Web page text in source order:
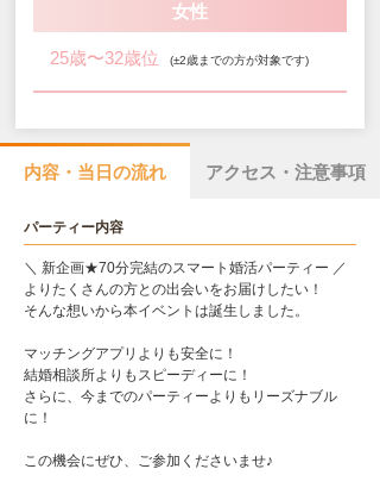
女性
25歳〜32歳位 (±2歳までの方が対象です)
内容・当日の流れ アクセス・注意事項
パーティー内容
＼ 新企画★70分完結のスマート婚活パーティー ／
よりたくさんの方との出会いをお届けしたい！
そんな想いから本イベントは誕生しました。
マッチングアプリよりも安全に！
結婚相談所よりもスピーディーに！
さらに、今までのパーティーよりもリーズナブル
に！
この機会にぜひ、ご参加くださいませ♪